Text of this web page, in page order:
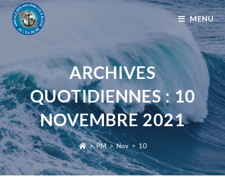
MENU
ARCHIVES
QUOTIDIENNES : 10
NOVEMBRE 2021
> PM > Nov > 10